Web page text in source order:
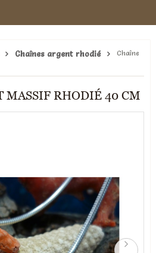
Chaînes argent rhodié
Chaîne
MASSIF RHODIÉ 40 CM